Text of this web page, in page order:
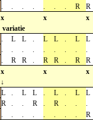
. . . . . . . R
R
x
x
x
variatie
. L L . L L . L
L
.
. . . . . . .
.
. R R . R R . R
R
x
x
x
↓
L . L L . L . L
L
R . . R . R . .
.
. . . . . . . .
R